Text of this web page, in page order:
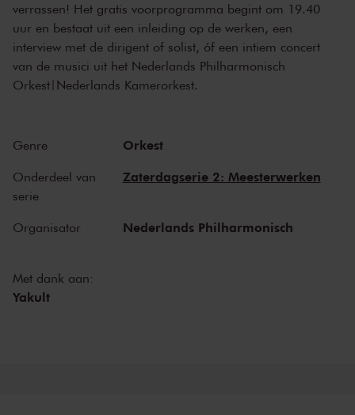
Daniel Lozakovich speelt het Vioolconcert van Bruch
Nog jong, maar meer dan veelbelovend is de Zweedse violist Daniel
Lozakovich. Toen hij slechts vijftien jaar oud was, kreeg hij als
jongste violist ooit een vast contract bij de beroemde
platenmaatschappij Deutsche Grammophon. De ‘Prins van de
recensent bij de wereldpremière. Met het Nederlands
maken.
verrassen! Het gratis voorprogramma begint om 19.40
uur en bestaat uit een inleiding op de werken, een
interview met de dirigent of solist, óf een intiem concert
van de musici uit het Nederlands Philharmonisch
Orkest|Nederlands Kamerorkest.
Genre Orkest
Onderdeel van
serie
Zaterdagserie 2: Meesterwerken
Organisator Nederlands Philharmonisch
Met dank aan:
Yakult